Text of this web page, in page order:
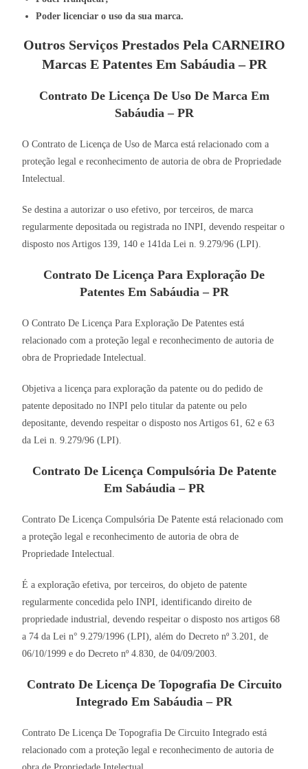
Poder licenciar o uso da sua marca.
Outros Serviços Prestados Pela CARNEIRO
Marcas E Patentes Em Sabáudia – PR
Contrato De Licença De Uso De Marca Em
Sabáudia – PR
O Contrato de Licença de Uso de Marca está relacionado com a
proteção legal e reconhecimento de autoria de obra de Propriedade
Intelectual.
Se destina a autorizar o uso efetivo, por terceiros, de marca
regularmente depositada ou registrada no INPI, devendo respeitar o
disposto nos Artigos 139, 140 e 141da Lei n. 9.279/96 (LPI).
Contrato De Licença Para Exploração De
Patentes Em Sabáudia – PR
O Contrato De Licença Para Exploração De Patentes está
relacionado com a proteção legal e reconhecimento de autoria de
obra de Propriedade Intelectual.
Objetiva a licença para exploração da patente ou do pedido de
patente depositado no INPI pelo titular da patente ou pelo
depositante, devendo respeitar o disposto nos Artigos 61, 62 e 63
da Lei n. 9.279/96 (LPI).
Contrato De Licença Compulsória De Patente
Em Sabáudia – PR
Contrato De Licença Compulsória De Patente está relacionado com
a proteção legal e reconhecimento de autoria de obra de
Propriedade Intelectual.
É a exploração efetiva, por terceiros, do objeto de patente
regularmente concedida pelo INPI, identificando direito de
propriedade industrial, devendo respeitar o disposto nos artigos 68
a 74 da Lei n° 9.279/1996 (LPI), além do Decreto nº 3.201, de
06/10/1999 e do Decreto nº 4.830, de 04/09/2003.
Contrato De Licença De Topografia De Circuito
Integrado Em Sabáudia – PR
Contrato De Licença De Topografia De Circuito Integrado está
relacionado com a proteção legal e reconhecimento de autoria de